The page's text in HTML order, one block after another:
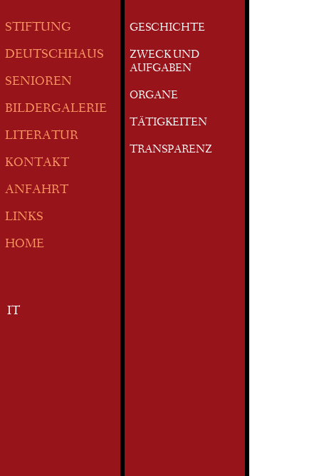
STIFTUNG
DEUTSCHHAUS
SENIOREN
BILDERGALERIE
LITERATUR
KONTAKT
ANFAHRT
LINKS
HOME
IT
GESCHICHTE
ZWECK UND
AUFGABEN
ORGANE
TÄTIGKEITEN
TRANSPARENZ